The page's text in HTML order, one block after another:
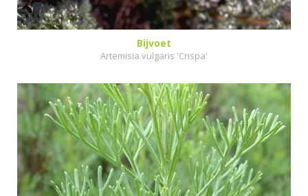
Bijvoet
Artemisia vulgaris 'Crispa'